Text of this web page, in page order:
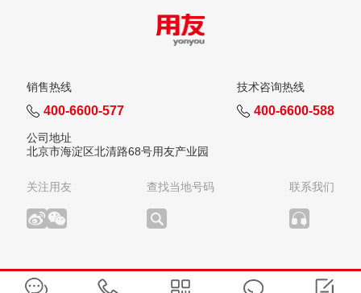
销售热线
400-6600-577
技术咨询热线
400-6600-588
公司地址
北京市海淀区北清路68号用友产业园
关注用友 查找当地号码 联系我们
版权所有：用友网络科技股份有限公司